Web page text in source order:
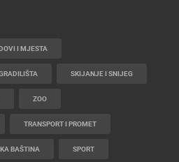
I MJESTA
SKIJANJE I SNIJEG
ZOO
TRANSPORT I PROMET
BAŠTINA SPORT